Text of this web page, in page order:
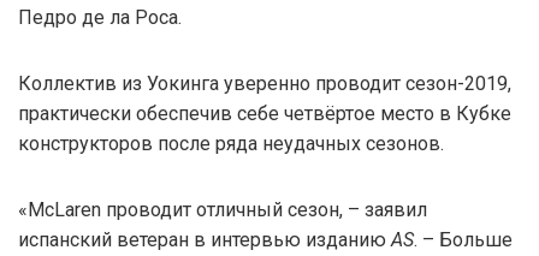
Педро де ла Роса.
Коллектив из Уокинга уверенно проводит сезон-2019,
практически обеспечив себе четвёртое место в Кубке
конструкторов после ряда неудачных сезонов.
«McLaren проводит отличный сезон, – заявил
испанский ветеран в интервью изданию AS. – Больше